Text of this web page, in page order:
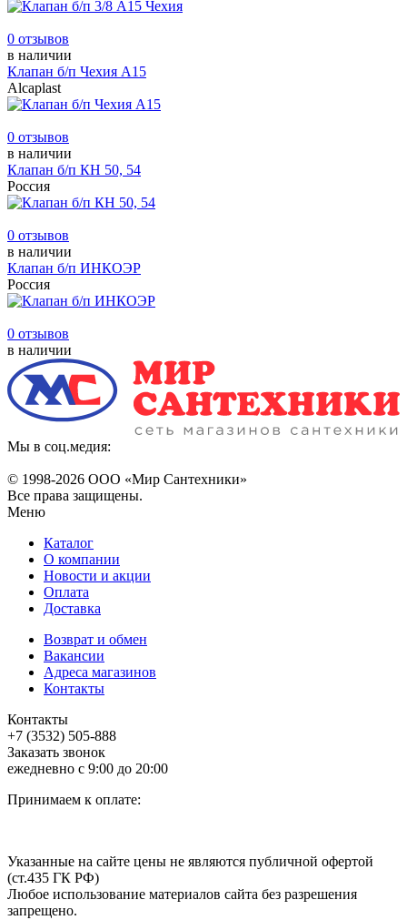
0 отзывов
в наличии
Клапан б/п Чехия А15
Alcaplast
0 отзывов
в наличии
Клапан б/п КН 50, 54
Россия
0 отзывов
в наличии
Клапан б/п ИНКОЭР
Россия
0 отзывов
в наличии
Мы в соц.медия:
© 1998-2026 ООО «Мир Сантехники»
Все права защищены.
Меню
Каталог
О компании
Новости и акции
Оплата
Доставка
Возврат и обмен
Вакансии
Адреса магазинов
Контакты
Контакты
+7 (3532) 505-888
Заказать звонок
ежедневно с 9:00 до 20:00
Принимаем к оплате:
Указанные на сайте цены не являются публичной офертой
(ст.435 ГК РФ)
Любое использование материалов сайта без разрешения
запрещено.